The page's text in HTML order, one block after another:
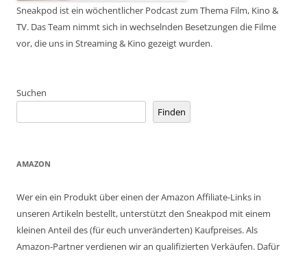
Sneakpod ist ein wöchentlicher Podcast zum Thema Film, Kino &
TV. Das Team nimmt sich in wechselnden Besetzungen die Filme
vor, die uns in Streaming & Kino gezeigt wurden.
Suchen
Finden
AMAZON
Wer ein ein Produkt über einen der Amazon Affiliate-Links in
unseren Artikeln bestellt, unterstützt den Sneakpod mit einem
kleinen Anteil des (für euch unveränderten) Kaufpreises. Als
Amazon-Partner verdienen wir an qualifizierten Verkäufen. Dafür